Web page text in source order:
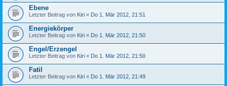
Ebene
Letzter Beitrag von Kiri « Do 1. Mär 2012, 21:51
Energiekörper
Letzter Beitrag von Kiri « Do 1. Mär 2012, 21:50
Engel/Erzengel
Letzter Beitrag von Kiri « Do 1. Mär 2012, 21:50
Fatil
Letzter Beitrag von Kiri « Do 1. Mär 2012, 21:49